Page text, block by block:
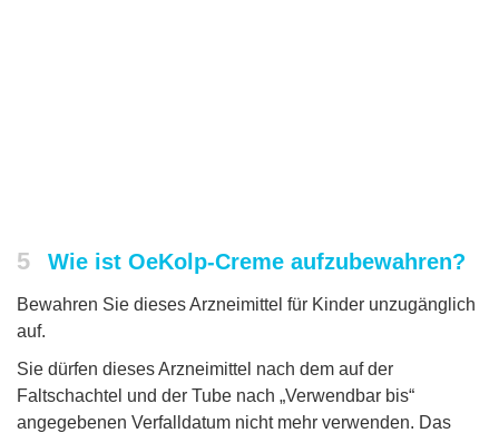
5 Wie ist OeKolp-Creme aufzubewahren?
Bewahren Sie dieses Arzneimittel für Kinder unzugänglich
auf.
Sie dürfen dieses Arzneimittel nach dem auf der
Faltschachtel und der Tube nach „Verwendbar bis“
angegebenen Verfalldatum nicht mehr verwenden. Das